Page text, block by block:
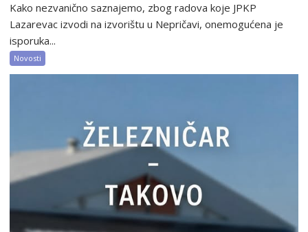
Kako nezvanično saznajemo, zbog radova koje JPKP
Lazarevac izvodi na izvorištu u Nepričavi, onemogućena je
isporuka...
Novosti